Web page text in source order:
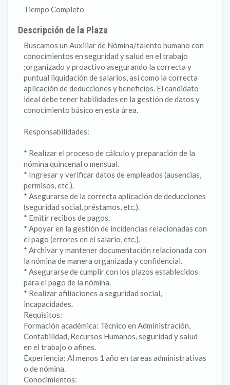
Tiempo Completo
Descripción de la Plaza
Buscamos un Auxiliar de Nómina/talento humano con
conocimientos en seguridad y salud en el trabajo
;organizado y proactivo asegurando la correcta y
puntual liquidación de salarios, así como la correcta
aplicación de deducciones y beneficios. El candidato
ideal debe tener habilidades en la gestión de datos y
conocimiento básico en esta área.
Responsabilidades:
* Realizar el proceso de cálculo y preparación de la
nómina quincenal o mensual.
* Ingresar y verificar datos de empleados (ausencias,
permisos, etc.).
* Asegurarse de la correcta aplicación de deducciones
(seguridad social, préstamos, etc.).
* Emitir recibos de pagos.
* Apoyar en la gestión de incidencias relacionadas con
el pago (errores en el salario, etc.).
* Archivar y mantener documentación relacionada con
la nómina de manera organizada y confidencial.
* Asegurarse de cumplir con los plazos establecidos
para el pago de la nómina.
* Realizar afiliaciones a seguridad social,
incapacidades.
Requisitos:
Formación académica: Técnico en Administración,
Contabilidad, Recursos Humanos, seguridad y salud
en el trabajo o afines.
Experiencia: Al menos 1 año en tareas administrativas
o de nómina.
Conocimientos: